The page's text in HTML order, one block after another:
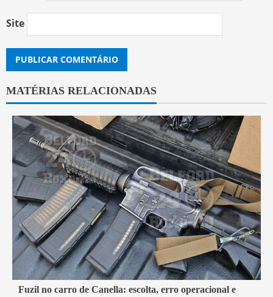
Site
MATÉRIAS RELACIONADAS
7 min read
Fuzil no carro de Canella: escolta, erro operacional e